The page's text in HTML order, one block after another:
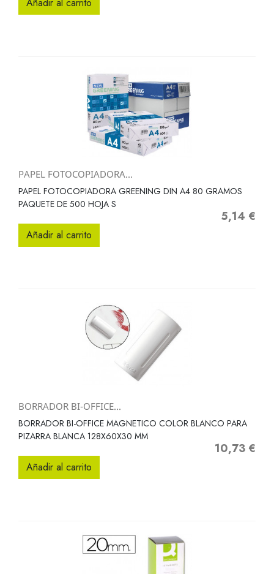
PAPEL FOTOCOPIADORA...
PAPEL FOTOCOPIADORA GREENING DIN A4 80 GRAMOS
PAQUETE DE 500 HOJA S
Precio
5,14 €
Añadir al carrito
BORRADOR BI-OFFICE...
BORRADOR BI-OFFICE MAGNETICO COLOR BLANCO PARA
PIZARRA BLANCA 128X60X30 MM
Precio
10,73 €
Añadir al carrito